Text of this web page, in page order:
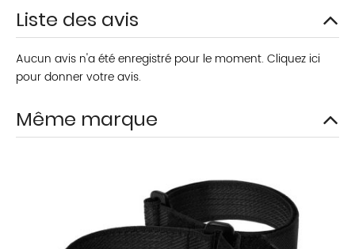
Liste des avis
Aucun avis n'a été enregistré pour le moment. Cliquez ici
pour donner votre avis.
Même marque